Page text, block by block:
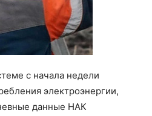
с начала недели
электроэнергии,
данные НАК